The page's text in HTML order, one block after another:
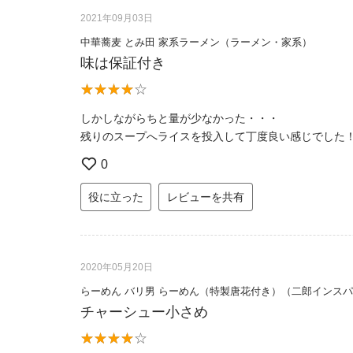
2021年09月03日
中華蕎麦 とみ田 家系ラーメン（ラーメン・家系）
味は保証付き
しかしながらちと量が少なかった・・・
残りのスープへライスを投入して丁度良い感じでした！
0
役に立った レビューを共有
2020年05月20日
らーめん バリ男 らーめん（特製唐花付き）（二郎インスパ
チャーシュー小さめ